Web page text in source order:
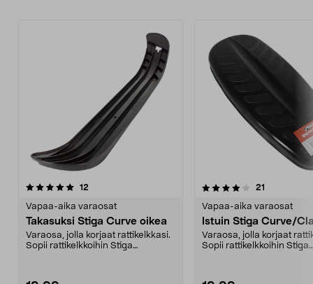
12
Vapaa-aika varaosat
Takasuksi Stiga Curve oikea
Varaosa, jolla korjaat rattikelkkasi.
Sopii rattikelkkoihin Stiga
4.0viidestä
21
Vapaa-aika varaosat
Istuin Stiga Curve/
Varaosa, jolla korjaat
Sopii rattikelkkoihin Stiga
4.5viidestä